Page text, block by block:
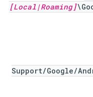
[Local|Roaming]
Support/Google/